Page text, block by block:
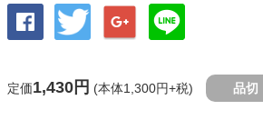
定価1,430円 (本体1,300円+税) 品切